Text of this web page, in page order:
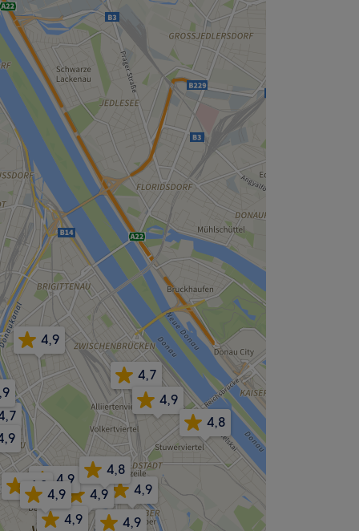
4,9
4,9
4,7
4,9
4,9
4,9
4,9
4,8
4,9
4,9
4,8
4,9